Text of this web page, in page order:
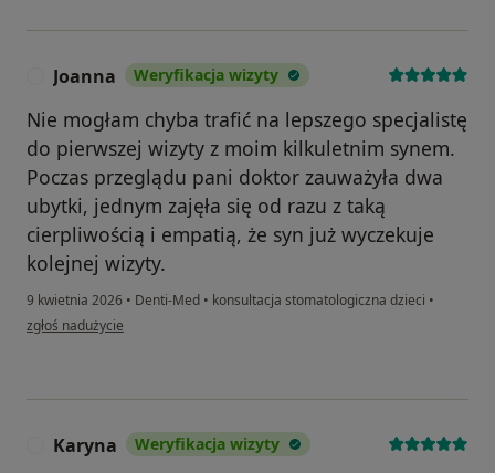
Joanna Weryfikacja wizyty
Nie mogłam chyba trafić na lepszego specjalistę
do pierwszej wizyty z moim kilkuletnim synem.
Poczas przeglądu pani doktor zauważyła dwa
ubytki, jednym zajęła się od razu z taką
cierpliwością i empatią, że syn już wyczekuje
kolejnej wizyty.
9 kwietnia 2026 • Denti-Med • konsultacja stomatologiczna dzieci •
w opinii użytkownika Joanna
zgłoś nadużycie
Karyna Weryfikacja wizyty